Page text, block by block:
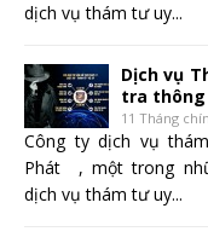
dịch vụ thám tư uy...
Dịch vụ
tra
11 Tháng
Công ty dịch vụ
Phát , một trong
dịch vụ thám tư uy...